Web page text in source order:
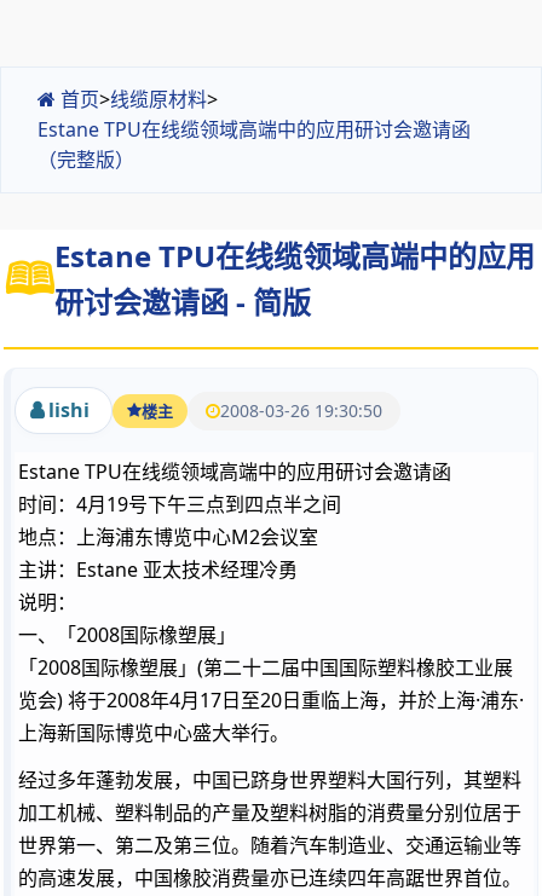
首页>线缆原材料>
Estane TPU在线缆领域高端中的应用研讨会邀请函
（完整版）
Estane TPU在线缆领域高端中的应用
研讨会邀请函 - 简版
lishi 楼主 2008-03-26 19:30:50
Estane TPU在线缆领域高端中的应用研讨会邀请函
时间：4月19号下午三点到四点半之间
地点：上海浦东博览中心M2会议室
主讲：Estane 亚太技术经理冷勇
说明：
一、「2008国际橡塑展」
「2008国际橡塑展」(第二十二届中国国际塑料橡胶工业展
览会) 将于2008年4月17日至20日重临上海，并於上海·浦东·
上海新国际博览中心盛大举行。
经过多年蓬勃发展，中国已跻身世界塑料大国行列，其塑料
加工机械、塑料制品的产量及塑料树脂的消费量分别位居于
世界第一、第二及第三位。随着汽车制造业、交通运输业等
的高速发展，中国橡胶消费量亦已连续四年高踞世界首位。